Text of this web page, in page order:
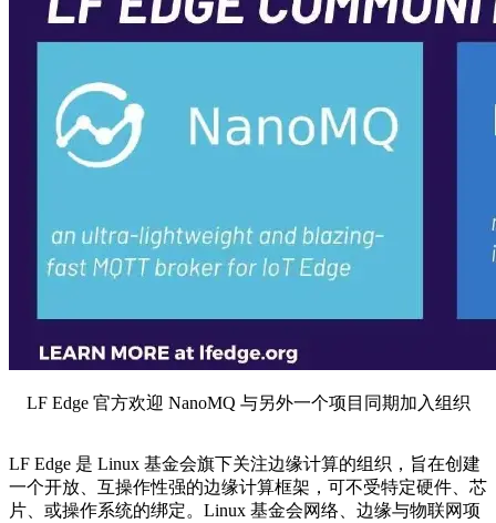
LF Edge 官方欢迎 NanoMQ 与另外一个项目同期加入组织
LF Edge 是 Linux 基金会旗下关注边缘计算的组织，旨在创建
一个开放、互操作性强的边缘计算框架，可不受特定硬件、芯
片、或操作系统的绑定。Linux 基金会网络、边缘与物联网项